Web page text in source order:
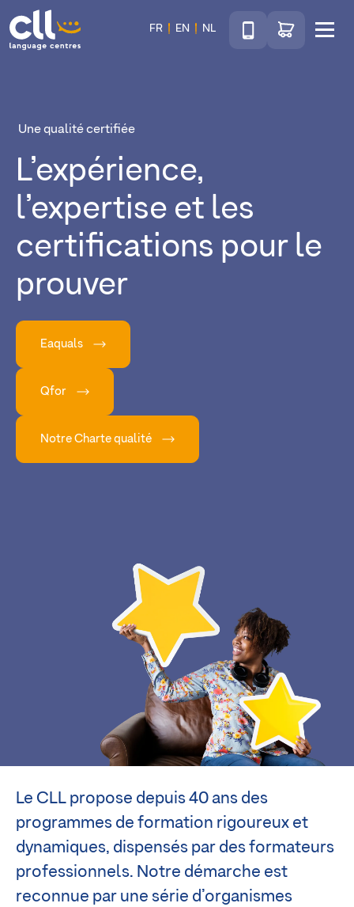
CLL
FR EN NL
TéléphoneAccéder au shop
Une qualité certifiée
L’expérience,
l’expertise et les
certifications pour le
prouver
Eaquals
Qfor
Notre Charte qualité
Le CLL propose depuis 40 ans des
programmes de formation rigoureux et
dynamiques, dispensés par des formateurs
professionnels. Notre démarche est
reconnue par une série d’organismes